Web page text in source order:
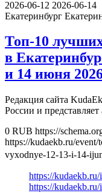
2026-06-12 2026-06-14
Екатеринбург
Топ-10
в
и 14 июня
Редакция сайта
России и
0 RUB https://
https://kudaekb.ru/
vyxodnye-12-13-i-14-
https://
https://